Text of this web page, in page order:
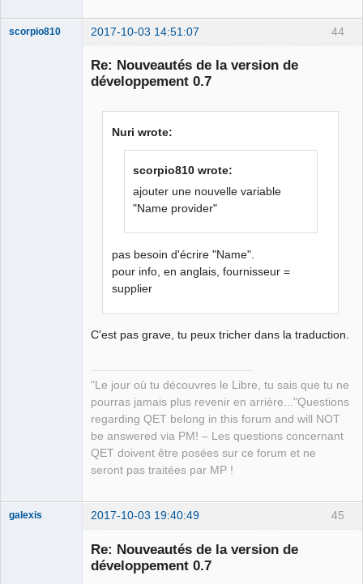
44
scorpio810 2017-10-03 14:51:07
Re: Nouveautés de la version de
développement 0.7
Nuri wrote:
scorpio810 wrote:
ajouter une nouvelle variable
"Name provider"
pas besoin d'écrire "Name".
pour info, en anglais, fournisseur =
supplier
C'est pas grave, tu peux tricher dans la traduction.
"Le jour où tu découvres le Libre, tu sais que tu ne
pourras jamais plus revenir en arrière..."Questions
regarding QET belong in this forum and will NOT
be answered via PM! – Les questions concernant
QET doivent être posées sur ce forum et ne
seront pas traitées par MP !
45
galexis 2017-10-03 19:40:49
Re: Nouveautés de la version de
développement 0.7